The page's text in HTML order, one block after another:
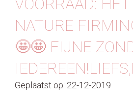
Contact
VOORRAAD:
NATURE
🤩🤩 FIJNE
Geplaatst op: 22-12-2019